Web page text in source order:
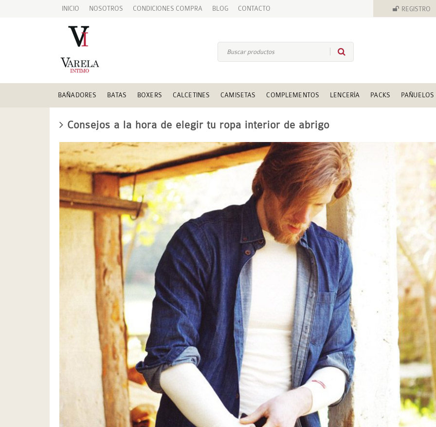
INICIO NOSOTROS CONDICIONES COMPRA BLOG CONTACTO REGISTRO
BAÑADORES BATAS BOXERS CALCETINES CAMISETAS COMPLEMENTOS LENCERÍA PACKS PAÑUELOS
Consejos a la hora de elegir tu ropa interior de abrigo